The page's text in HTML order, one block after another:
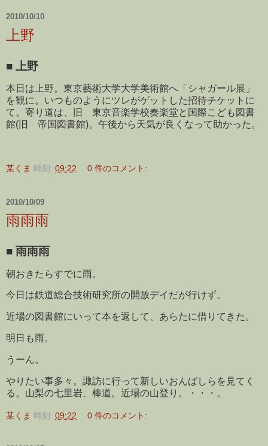
2010/10/10
上野
■ 上野
本日は上野。東京藝術大学大学美術館へ「シャガール展」
を観に。いつものようにツレがゲットした招待チケットに
て。寄り道は、旧 東京音楽学校奏楽堂と国際こども図書
館(旧 帝国図書館)。午後から天気が良くなって助かった。
某くま 時刻: 09:22 0 件のコメント:
2010/10/09
雨雨雨
■ 雨雨雨
朝おきたらすでに雨。
今日は鉄道総合技術研究所の開放デイだが行けず。
近場の図書館にいって本を返して、あらたに借りてきた。
明日も雨。
うーん。
やりたい事多々。諏訪に行って新しいおんばしらを見てく
る。山梨の七里岩、棒道。近場の山登り。・・・。
某くま 時刻: 09:22 0 件のコメント: